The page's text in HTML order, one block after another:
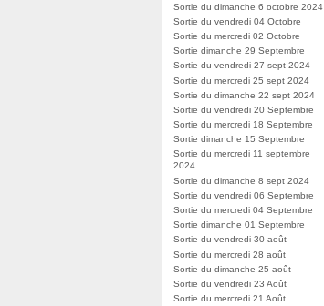
Sortie du dimanche 6 octobre 2024
Sortie du vendredi 04 Octobre
Sortie du mercredi 02 Octobre
Sortie dimanche 29 Septembre
Sortie du vendredi 27 sept 2024
Sortie du mercredi 25 sept 2024
Sortie du dimanche 22 sept 2024
Sortie du vendredi 20 Septembre
Sortie du mercredi 18 Septembre
Sortie dimanche 15 Septembre
Sortie du mercredi 11 septembre
2024
Sortie du dimanche 8 sept 2024
Sortie du vendredi 06 Septembre
Sortie du mercredi 04 Septembre
Sortie dimanche 01 Septembre
Sortie du vendredi 30 août
Sortie du mercredi 28 août
Sortie du dimanche 25 août
Sortie du vendredi 23 Août
Sortie du mercredi 21 Août